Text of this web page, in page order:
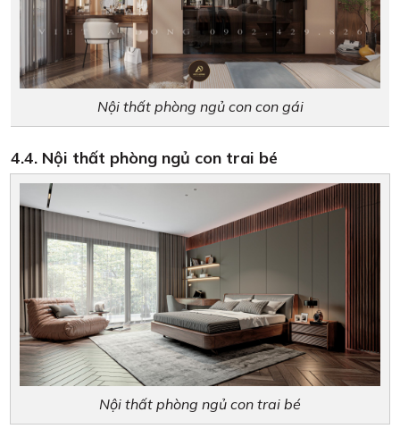
Nội thất phòng ngủ con con gái
4.4. Nội thất phòng ngủ con trai bé
Nội thất phòng ngủ con trai bé